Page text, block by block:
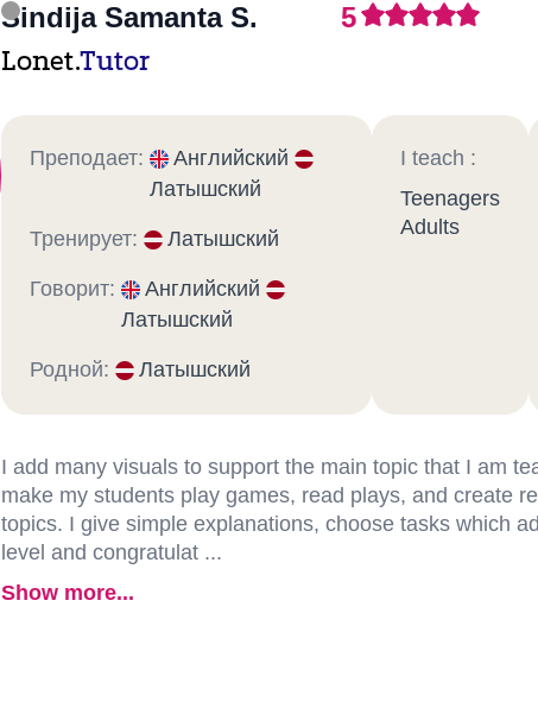
Sindija Samanta S. 5
Lonet.Tutor
Преподает:
Английский
Латышский
Тренирует: Латышский
Говорит:
Английский
Латышский
Родной: Латышский
I teach :
Teenagers
Adults
I add many visuals to support the main topic that I am
make my students play games, read plays, and create
topics. I give simple explanations, choose tasks which
level and congratulat ...
Show more...